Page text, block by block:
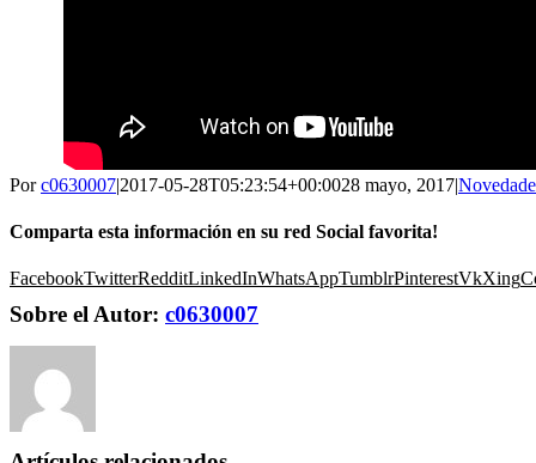
Porc0630007|2017-05-28T05:23:54+00:0028 mayo, 2017|
Comparta esta información en su red Social favorita!
FacebookTwitterRedditLinkedInWhatsAppTumblrPinterestVkXing
Sobre el Autor: c0630007